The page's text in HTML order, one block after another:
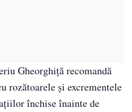
Gheorghiță recomandă
rozătoarele și excrementele
închise înainte de